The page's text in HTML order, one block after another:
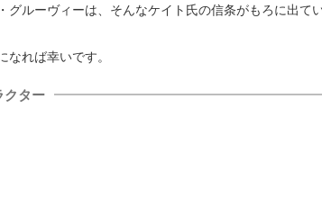
グルーヴィーは、そんなケイト氏の信条がもろに出て
なれば幸いです。
クター